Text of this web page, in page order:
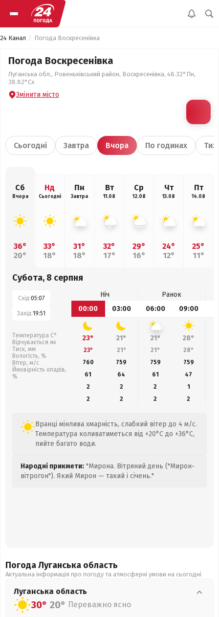
24 Канал Погода Воскресенівка
Погода Воскресенівка
Луганська обл., Ровеньківський район, Воскресенівка, 48.32°Пн,
38.82°Сх
Змінити місто
Сьогодні Завтра Вчора По годинах
Сб
Вчора
36°
20°
Нд
Сьогодні
33°
18°
Пн
Завтра
31°
18°
Вт
11.08
32°
17°
Ср
12.08
29°
16°
Чт
13.08
24°
12°
Пт
14.08
25°
11°
Субота, 8 серпня
Схід:05:07
Захід:19:51
Температура С°
Відчувається як
Тиск, мм
Вологість, %
Вітер, м/с
Ймовірність опадів,
%
Ніч
Ранок
00:00
03:00 06:00 09:00
23° 21° 21° 28°
23° 21° 21° 28°
760
759 759 759
61
64 61 47
2
2 2
1
2
2 2 2
Вранці мінлива хмарність, слабкий вітер до 4 м/с.
Температура коливатиметься від +20°C до +36°C,
пийте багато води.
Народні прикмети: "Мирона. Вітряний день ("Мирон-
вітрогон"). Який Мирон — такий і січень."
Погода Луганська область
Актуальна інформація про погоду та атмосферні умови на сьогодні
Луганська область
30° 20° Переважно ясно